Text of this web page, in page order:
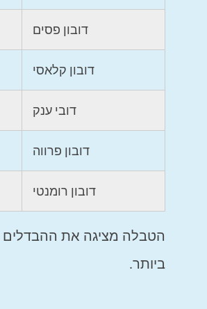
דובון פסים
דובון קלאסי
דובי ענק
דובון פרווה
דובון רומנטי
הטבלה מציגה את ההבדלים
ביותר.